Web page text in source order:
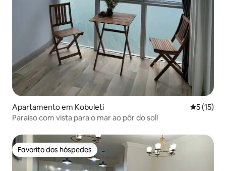
Apartamento em Kobuleti
5 (15)
Paraíso com vista para o mar ao pôr do sol!
Favorito dos hóspedes
Favorito dos hóspedes